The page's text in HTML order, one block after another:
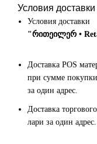
Условия доставки
Условия доставки
"რითეილერ •
Доставка POS
при сумме
за один адрес.
Доставка
лари за один адрес.